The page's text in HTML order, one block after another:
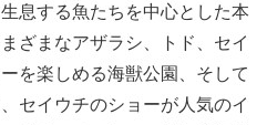
息する魚たちを中心とした本
ざまなアザラシ、トド、セイ
を楽しめる海獣公園、そして
セイウチのショーが人気のイ